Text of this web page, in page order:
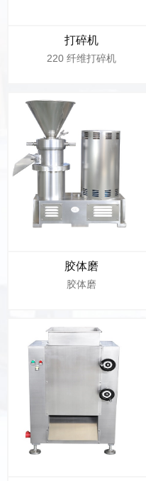
打碎机
220 纤维打碎机
胶体磨
胶体磨